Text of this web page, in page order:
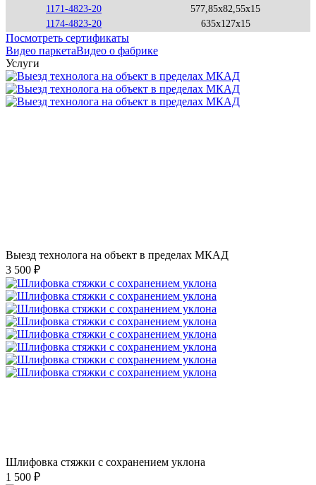
1171-4823-20
577,85x82,55x15
1174-4823-20
635x127x15
Посмотреть сертификаты
Видео паркетаВидео о фабрике
Услуги
Выезд технолога на объект в пределах МКАД
3 500 ₽
Шлифовка стяжки с сохранением уклона
1 500 ₽